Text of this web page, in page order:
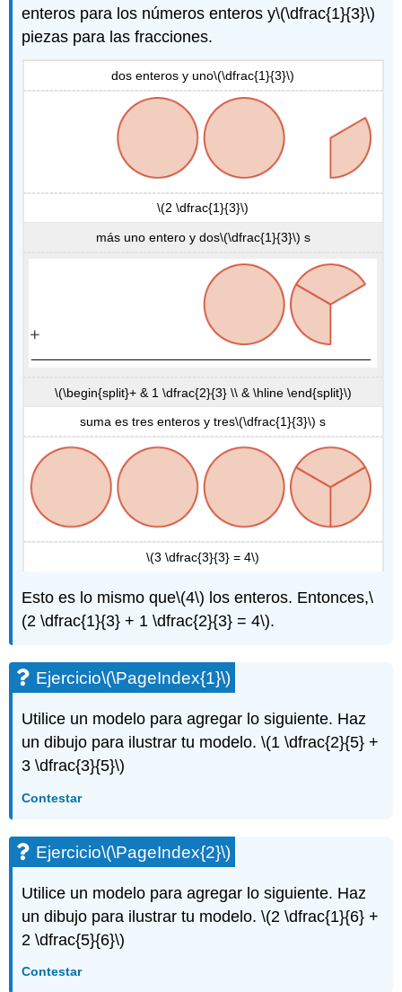
enteros para los números enteros y\(\dfrac{1}{3}\)
piezas para las fracciones.
dos enteros y uno\(\dfrac{1}{3}\)
\(2 \dfrac{1}{3}\)
más uno entero y dos\(\dfrac{1}{3}\) s
\(\begin{split}+ & 1 \dfrac{2}{3} \\ & \hline \end{split}\)
suma es tres enteros y tres\(\dfrac{1}{3}\) s
\(3 \dfrac{3}{3} = 4\)
Esto es lo mismo que\(4\) los enteros. Entonces,\
(2 \dfrac{1}{3} + 1 \dfrac{2}{3} = 4\).
Ejercicio\(\PageIndex{1}\)
Utilice un modelo para agregar lo siguiente. Haz
un dibujo para ilustrar tu modelo.\(1 \dfrac{2}{5} +
3 \dfrac{3}{5}\)
Contestar
Ejercicio\(\PageIndex{2}\)
Utilice un modelo para agregar lo siguiente. Haz
un dibujo para ilustrar tu modelo.\(2 \dfrac{1}{6} +
2 \dfrac{5}{6}\)
Contestar